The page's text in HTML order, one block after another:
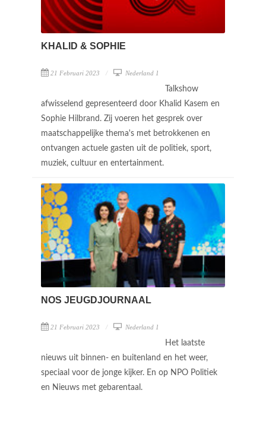
KHALID & SOPHIE
21 Februari 2023 Nederland 1
Talkshow
afwisselend gepresenteerd door Khalid Kasem en
Sophie Hilbrand. Zij voeren het gesprek over
maatschappelijke thema's met betrokkenen en
ontvangen actuele gasten uit de politiek, sport,
muziek, cultuur en entertainment.
NOS JEUGDJOURNAAL
21 Februari 2023 Nederland 1
Het laatste
nieuws uit binnen- en buitenland en het weer,
speciaal voor de jonge kijker. En op NPO Politiek
en Nieuws met gebarentaal.